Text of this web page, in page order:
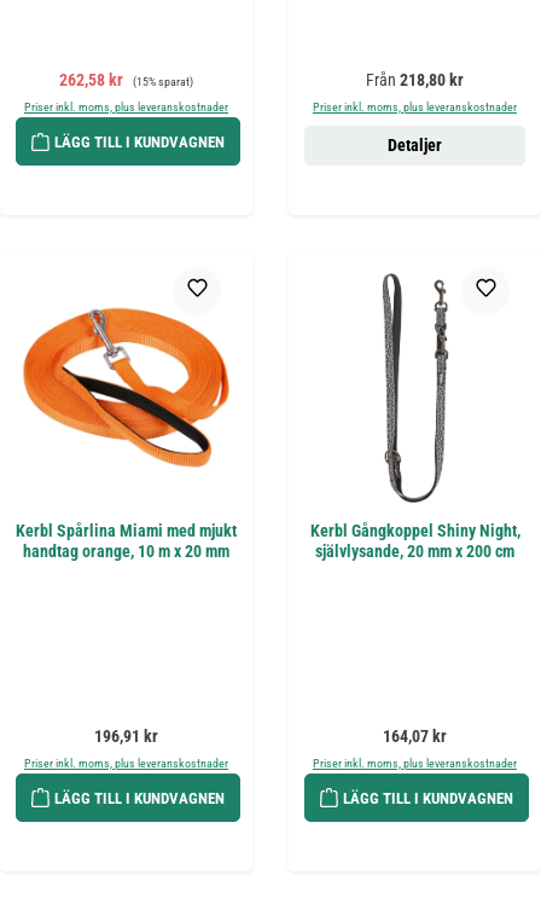
Försäljningspris:
262,58 kr Ordinarie pris:
(15% sparat)
Priser inkl. moms, plus leveranskostnader
LÄGG TILL I KUNDVAGNEN
Ordinarie pris:
Från 218,80 kr
Priser inkl. moms, plus leveranskostnader
Detaljer
Kerbl Spårlina Miami med mjukt
handtag orange, 10 m x 20 mm
Ordinarie pris:
196,91 kr
Priser inkl. moms, plus leveranskostnader
LÄGG TILL I KUNDVAGNEN
Kerbl Gångkoppel Shiny Night,
självlysande, 20 mm x 200 cm
Ordinarie pris:
164,07 kr
Priser inkl. moms, plus leveranskostnader
LÄGG TILL I KUNDVAGNEN